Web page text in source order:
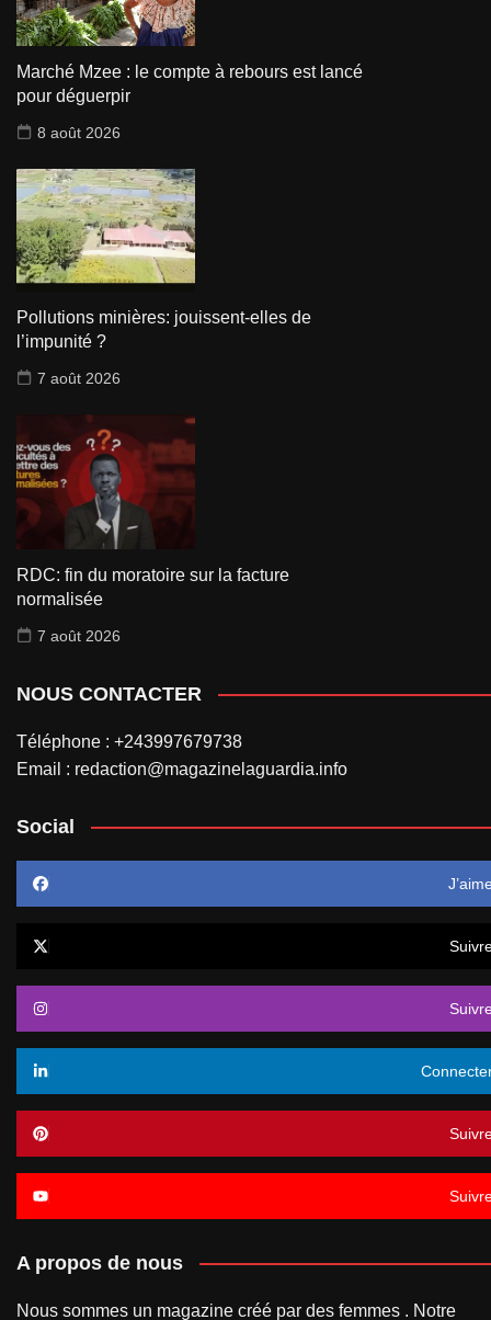
Marché Mzee : le compte à rebours est lancé
pour déguerpir
8 août 2026
Pollutions minières: jouissent-elles de
l’impunité ?
7 août 2026
RDC: fin du moratoire sur la facture
normalisée
7 août 2026
NOUS CONTACTER
Téléphone : +243997679738
Email : redaction@magazinelaguardia.info
Social
A propos de nous
Nous sommes un magazine créé par des femmes . Notre